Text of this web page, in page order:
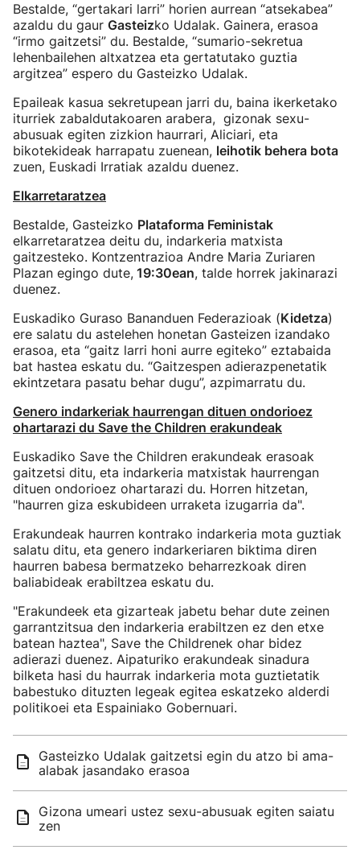
Bestalde, “gertakari larri” horien aurrean “atsekabea”
azaldu du gaur Gasteizko Udalak. Gainera, erasoa
“irmo gaitzetsi” du. Bestalde, “sumario-sekretua
lehenbailehen altxatzea eta gertatutako guztia
argitzea” espero du Gasteizko Udalak.
Epaileak kasua sekretupean jarri du, baina ikerketako
iturriek zabaldutakoaren arabera, gizonak sexu-
abusuak egiten zizkion haurrari, Aliciari, eta
bikotekideak harrapatu zuenean, leihotik behera bota
zuen, Euskadi Irratiak azaldu duenez.
Elkarretaratzea
Bestalde, Gasteizko Plataforma Feministak
elkarretaratzea deitu du, indarkeria matxista
gaitzesteko. Kontzentrazioa Andre Maria Zuriaren
Plazan egingo dute, 19:30ean, talde horrek jakinarazi
duenez.
Euskadiko Guraso Bananduen Federazioak (Kidetza)
ere salatu du astelehen honetan Gasteizen izandako
erasoa, eta “gaitz larri honi aurre egiteko” eztabaida
bat hastea eskatu du. “Gaitzespen adierazpenetatik
ekintzetara pasatu behar dugu”, azpimarratu du.
Genero indarkeriak haurrengan dituen ondorioez
ohartarazi du Save the Children erakundeak
Euskadiko Save the Children erakundeak erasoak
gaitzetsi ditu, eta indarkeria matxistak haurrengan
dituen ondorioez ohartarazi du. Horren hitzetan,
"haurren giza eskubideen urraketa izugarria da".
Erakundeak haurren kontrako indarkeria mota guztiak
salatu ditu, eta genero indarkeriaren biktima diren
haurren babesa bermatzeko beharrezkoak diren
baliabideak erabiltzea eskatu du.
"Erakundeek eta gizarteak jabetu behar dute zeinen
garrantzitsua den indarkeria erabiltzen ez den etxe
batean haztea", Save the Childrenek ohar bidez
adierazi duenez. Aipaturiko erakundeak sinadura
bilketa hasi du haurrak indarkeria mota guztietatik
babestuko dituzten legeak egitea eskatzeko alderdi
politikoei eta Espainiako Gobernuari.
Gasteizko Udalak gaitzetsi egin du atzo bi ama-
alabak jasandako erasoa
Gizona umeari ustez sexu-abusuak egiten saiatu
zen